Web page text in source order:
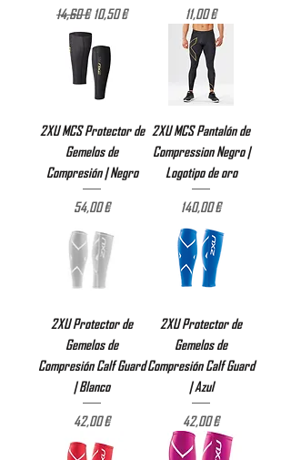
Precio
14,60 € Precio de oferta
10,50 € Precio
11,00 €
2XU MCS Protector de
Gemelos de
Compresión | Negro
Precio
54,00 €
2XU MCS Pantalón de
Compression Negro |
Logotipo de oro
Precio
140,00 €
2XU Protector de
Gemelos de
Compresión Calf Guard
| Blanco
Precio
42,00 €
2XU Protector de
Gemelos de
Compresión Calf Guard
| Azul
Precio
42,00 €